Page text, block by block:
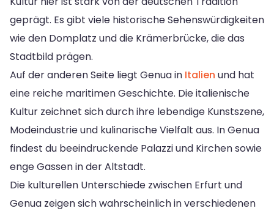
geprägt. Es gibt viele historische Sehenswürdigkeiten
wie den Domplatz und die Krämerbrücke, die das
Stadtbild prägen.
Auf der anderen Seite liegt Genua in Italien und hat
eine reiche maritimen Geschichte. Die italienische
Kultur zeichnet sich durch ihre lebendige Kunstszene,
Modeindustrie und kulinarische Vielfalt aus. In Genua
findest du beeindruckende Palazzi und Kirchen sowie
enge Gassen in der Altstadt.
Die kulturellen Unterschiede zwischen Erfurt und
Genua zeigen sich wahrscheinlich in verschiedenen